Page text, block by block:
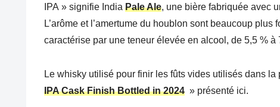
IPA » signifie India Pale Ale, une bière fabriquée avec
L’arôme et l’amertume du houblon sont beaucoup
caractérise par une teneur élevée en alcool, de 5,5 % à
Le whisky utilisé pour finir les fûts vides utilisés dans la
IPA Cask Finish Bottled in 2024 » présenté ici.